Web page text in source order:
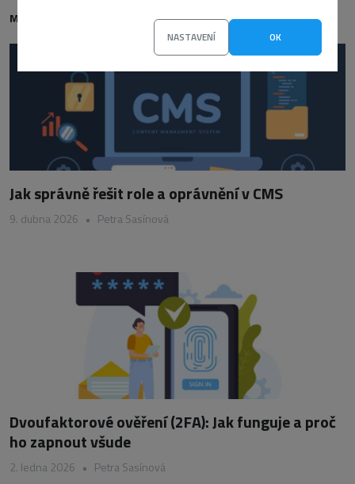
NASTAVENÍ OK
MOHLO BY VÁS TAKÉ ZAJÍMAT
Jak správně řešit role a oprávnění v CMS
9. dubna 2026 • Petra Sasínová
Dvoufaktorové ověření (2FA): Jak funguje a proč
ho zapnout všude
2. ledna 2026 • Petra Sasínová